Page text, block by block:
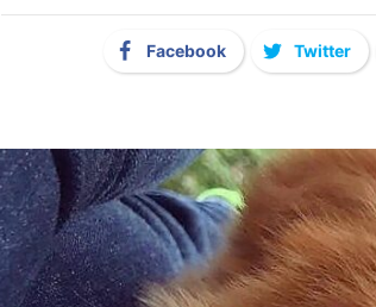
Facebook Twitter